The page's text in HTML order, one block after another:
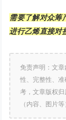
需要了解对众筹
进行乙烯直接对
免责声明：文
性、完整性、
考，文章版权
（内容、图片